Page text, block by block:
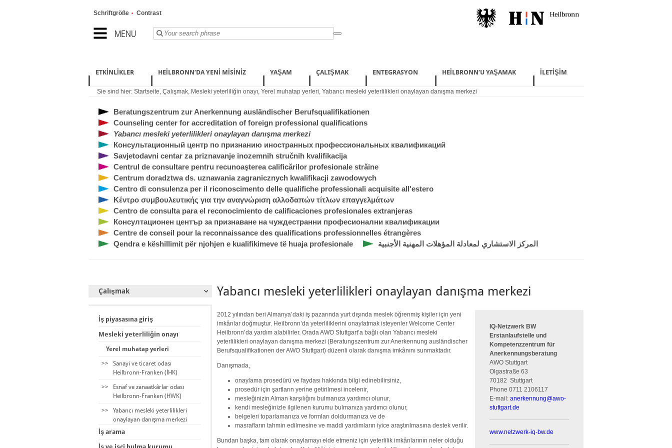
MENU
Schriftgröße Contrast
ETKINLIKLER HEILBRONN’DA YENI MISINIZ YAŞAM ÇALIŞMAK ENTEGRASYON HEILBRONN’U YAŞAMAK İLETIŞIM
Sie sind hier: Startseite, Çalışmak, Mesleki yeterliliğin onayı, Yerel muhatap yerleri, Yabancı mesleki yeterlilikleri onaylayan danışma merkezi
Beratungszentrum zur Anerkennung ausländischer Berufsqualifikationen
Counseling center for accreditation of foreign professional qualifications
Yabancı mesleki yeterlilikleri onaylayan danışma merkezi
Консультационный центр по признанию иностранных профессиональных квалификаций
Savjetodavni centar za priznavanje inozemnih stručnih kvalifikacija
Centrul de consultare pentru recunoaşterea calificărilor profesionale străine
Centrum doradztwa ds. uznawania zagranicznych kwalifikacji zawodowych
Centro di consulenza per il riconoscimento delle qualifiche professionali acquisite all'estero
Κέντρο συμβουλευτικής για την αναγνώριση αλλοδαπών τίτλων επαγγελμάτων
Centro de consulta para el reconocimiento de calificaciones profesionales extranjeras
Консултационен център за признаване на чуждестранни професионални квалификации
Centre de conseil pour la reconnaissance des qualifications professionnelles étrangères
Qendra e këshillimit për njohjen e kualifikimeve të huaja profesionale
المركز الاستشاري لمعادلة المؤهلات المهنية الأجنبية
Çalışmak
İş piyasasına giriş
Mesleki yeterliliğin onayı
Yerel muhatap yerleri
>>
Sanayi ve ticaret odası
Heilbronn-Franken (İHK)
>>
Esnaf ve zanaatkârlar odası
Heilbronn-Franken (HWK)
>>
Yabancı mesleki yeterlilikleri
onaylayan danışma merkezi
İş arama
Yabancı mesleki yeterlilikleri onaylayan danışma merkezi
2012 yılından beri Almanya’daki iş pazarında yurt dışında meslek öğrenmiş kişiler için yeni
imkânlar doğmuştur. Heilbronn’da yeterliliklerini onaylatmak isteyenler Welcome Center
Heilbronn’da yardım alabilirler. Orada AWO Stuttgart’a bağlı olan Yabancı mesleki
yeterlilikleri onaylayan danışma merkezi (Beratungszentrum zur Anerkennung ausländischer
Berufsqualifikationen der AWO Stuttgart) düzenli olarak danışma imkânını sunmaktadır.
Danışmada,
onaylama prosedürü ve faydası hakkında bilgi edinebilirsiniz,
prosedür için şartların yerine getirilmesi incelenir,
mesleğinizin Alman karşılığını bulmanıza yardımcı olunur,
kendi mesleğinizle ilgilenen kurumu bulmanıza yardımcı olunur,
belgeleri toparlamanıza ve formları doldurmanıza ve de
masrafların tahmin edilmesine ve maddi yardımların iyice araştırılmasına destek verilir.
Bundan başka, tam olarak onaylamayı elde etmeniz için yeterlilik imkânlarının neler olduğu
IQ-Netzwerk BW
Erstanlaufstelle und
Kompetenzzentrum für
Anerkennungsberatung
AWO Stuttgart
Olgastraße 63
70182 Stuttgart
Phone0711 2106117
E-mail:anerkennung@awo-
stuttgart.de
www.netzwerk-iq-bw.de